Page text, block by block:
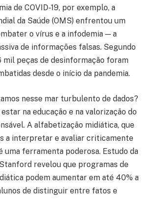
de COVID-19, por exemplo, a
da Saúde (OMS) enfrentou um
o vírus e a infodemia — a
de informações falsas. Segundo
mil peças de desinformação foram
desde o início da pandemia.
nesse mar turbulento de dados?
na educação e na valorização do
A alfabetização midiática, que
a interpretar e avaliar criticamente
uma ferramenta poderosa. Estudo da
revelou que programas de
podem aumentar em até 40% a
de distinguir entre fatos e